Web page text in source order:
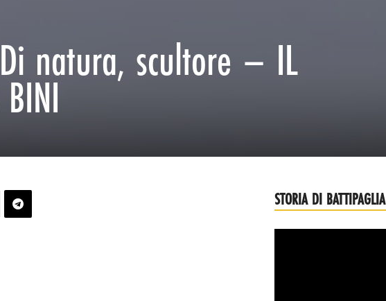
natura, scultore – IL
STORIA DI BATTIPAGLIA